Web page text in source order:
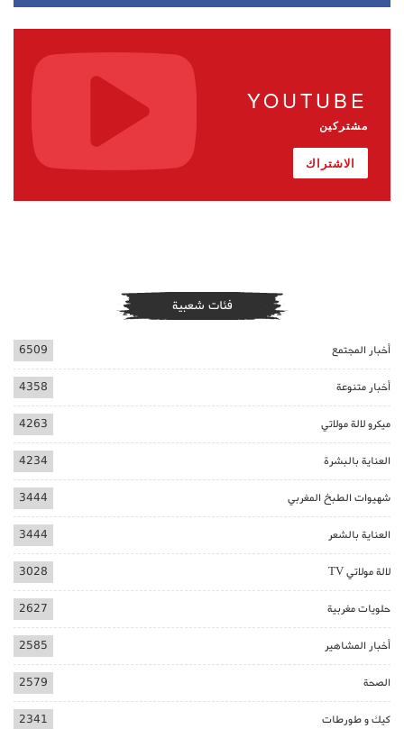
YOUTUBE
مشتركين
الاشتراك
فئات شعبية
أخبار المجتمع 6509
أخبار متنوعة 4358
ميكرو لالة مولاتي 4263
العناية بالبشرة 4234
شهيوات الطبخ المغربي 3444
العناية بالشعر 3444
لالة مولاتي TV 3028
حلويات مغربية 2627
أخبار المشاهير 2585
الصحة 2579
كيك و طورطات 2341